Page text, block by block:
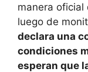
manera oficial
luego de
declara una
condiciones
esperan que